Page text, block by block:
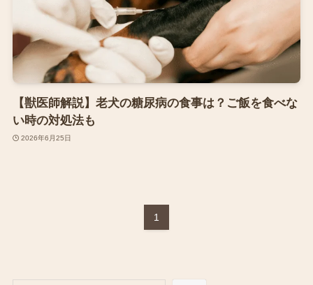
【獣医師解説】老犬の糖尿病の食事は？ご飯を食べな
い時の対処法も
2026年6月25日
1